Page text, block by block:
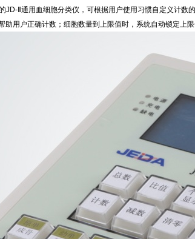
Ⅱ通用血细胞分类仪，可根据用户使用习惯自定义计数
用户正确计数；细胞数量到上限值时，系统自动锁定上